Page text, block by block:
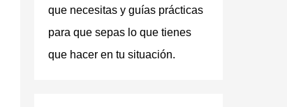
que necesitas y guías prácticas
para que sepas lo que tienes
que hacer en tu situación.